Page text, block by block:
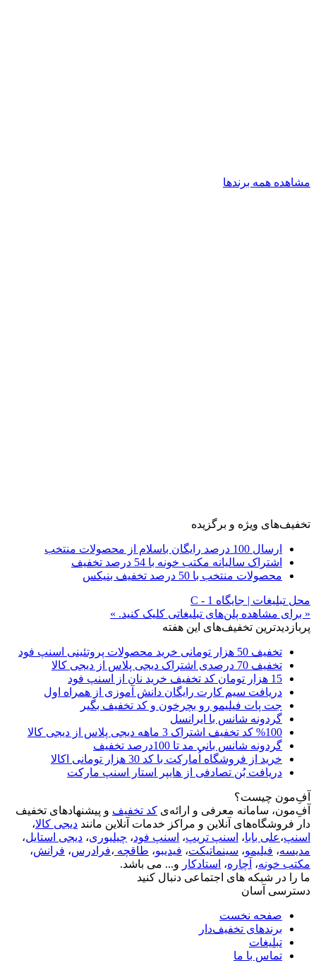
مشاهده همه برندها
تخفیف‌های ویژه و برگزیده
ارسال 100 درصد رایگان باسلام از محصولات منتخب
اشتراک سالیانه مکتب خونه با 54 درصد تخفیف
محصولات منتخب با 50 درصد تخفیف بنیکس
محل تبلیغات | جایگاه C - 1
« برای مشاهده پلن‌های تبلیغاتی کلیک کنید. »
پربازدیدترین تخفیف‌های این هفته
تخفیف 50 هزار تومانی خرید محصولات پروتئینی اسنپ فود
تخفیف 70 درصدی اشتراک دیجی پلاس از دیجی کالا
15 هزار تومان کد تخفیف خرید نان از اسنپ فود
دریافت سیم کارت رایگان دانش آموزی از همراه اول
جت پات فیلیمو رو بچرخون و کد تخفیف بگیر
گردونه شانس با ایرانسل
%100 کد تخفیف اشتراک 3 ماهه دیجی پلاس از دیجی کالا
گردونه شانس بانی مد تا 100درصد تخفیف
خرید از فروشگاه اُمارکت با کد 30 هزار تومانی اکالا
دریافت بُن تصادفی از هایپر استار اسنپ مارکت
آفِ‌مون چیست؟
آفِ‌مون، سامانه معرفی و ارائه‌ی کد تخفیف و پیشنهادهای تخفیف
دار فروشگاه‌های آنلاین و مراکز خدمات آنلاین مانند دیجی کالا،
اسنپ،علی بابا، اسنپ تریپ، اسنپ فود، چیلیوری، دیجی استایل،
مدیسه، فیلیمو، سینماتیکت، فیدیبو، طاقچه ،فرادرس، فرانش،
مکتب خونه، آچاره، استادکار و... می باشد.
ما را در شبکه های اجتماعی دنبال کنید
دسترسی آسان
صفحه نخست
برندهای تخفیف‌دار
تبلیغات
تماس با ما